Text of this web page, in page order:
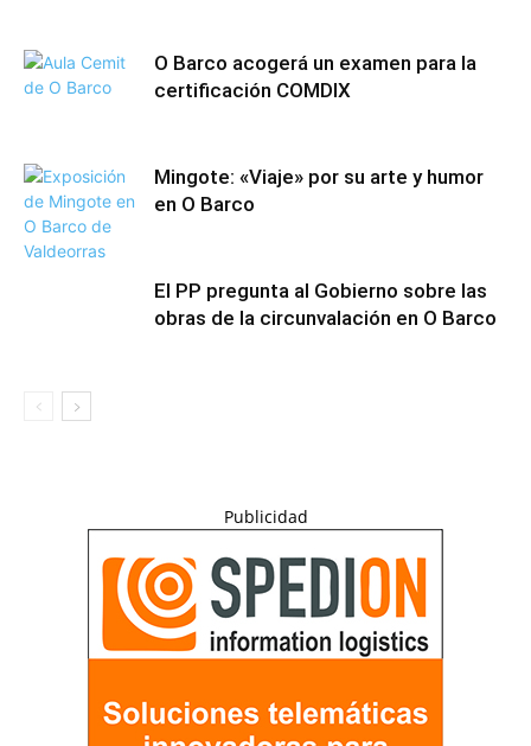
O Barco acogerá un examen para la
certificación COMDIX
Mingote: «Viaje» por su arte y humor
en O Barco
El PP pregunta al Gobierno sobre las
obras de la circunvalación en O Barco
Publicidad